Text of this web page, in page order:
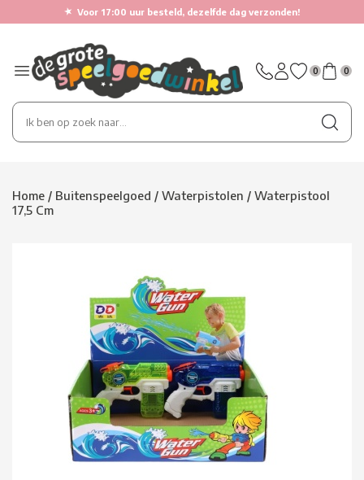
★ Voor 17:00 uur besteld, dezelfde dag verzonden!
0 0
Home / Buitenspeelgoed / Waterpistolen / Waterpistool
17,5 Cm